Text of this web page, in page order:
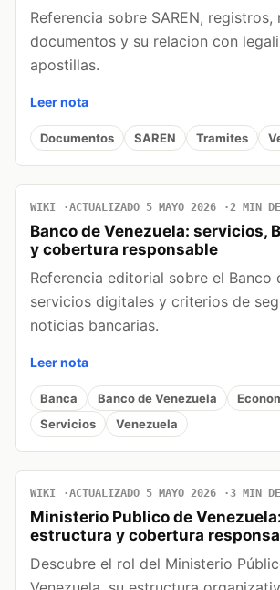
Referencia sobre SAREN, registros,
documentos y su relacion con
apostillas.
Leer nota
Documentos SAREN Tramites
WIKI ACTUALIZADO 5 MAYO 2026 2 MIN
Banco de Venezuela: servicios,
y cobertura responsable
Referencia editorial sobre el Banco
servicios digitales y criterios de
noticias bancarias.
Leer nota
Banca Banco de Venezuela
Servicios
Venezuela
WIKI ACTUALIZADO 5 MAYO 2026 3 MIN
Ministerio Publico de
estructura y cobertura
Descubre el rol del Ministerio